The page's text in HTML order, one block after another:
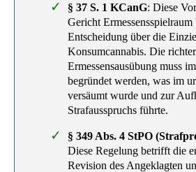
§ 37 S. 1 KCanG: Diese
Gericht Ermessensspielraum
Entscheidung über die
Konsumcannabis. Die
Ermessensausübung muss
begründet werden, was im
versäumt wurde und zur
Strafausspruchs führte.
§ 349 Abs. 4 StPO
Diese Regelung betrifft die
Revision des Angeklagten